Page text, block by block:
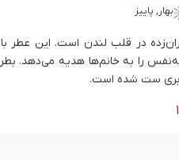
بهار, پاییز
در قلب لندن است. این عطر
را به خانم‌ها هدیه می‌دهد.
ست شده است.